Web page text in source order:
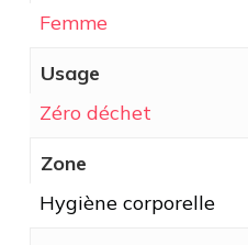
Femme
Usage
Zéro déchet
Zone
Hygiène corporelle